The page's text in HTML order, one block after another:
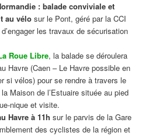
: balade conviviale et
au vélo sur le Pont, géré par la CCI
les travaux de sécurisation
Roue Libre, la balade se déroulera
Havre (Caen – Le Havre possible en
si vélos) pour se rendre à travers le
Maison de l’Estuaire située au pied
nique et visite.
Havre à 11h sur le parvis de la Gare
des cyclistes de la région et